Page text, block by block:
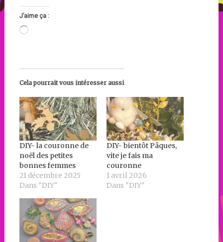
J’aime ça :
Chargement…
Cela pourrait vous intéresser aussi
DIY- la couronne de
noël des petites
bonnes femmes
21 décembre 2025
Dans "DIY"
DIY- bientôt Pâques,
vite je fais ma
couronne
1 avril 2026
Dans "DIY"